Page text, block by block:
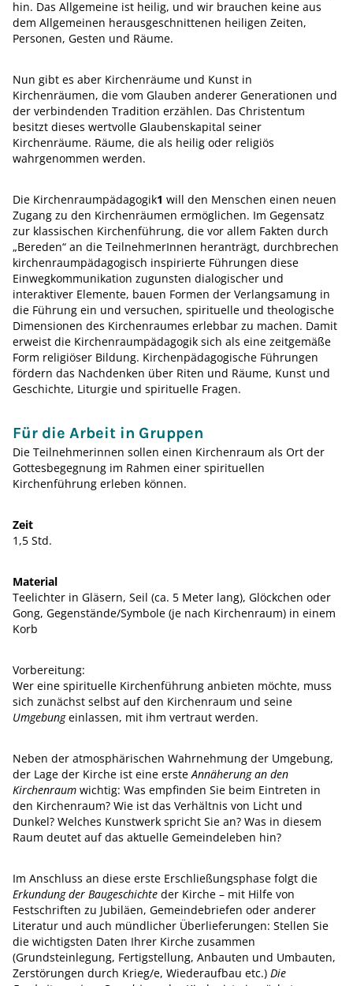
hin. Das Allgemeine ist heilig, und wir brauchen keine aus
dem Allgemeinen herausgeschnittenen heiligen Zeiten,
Personen, Gesten und Räume.
Nun gibt es aber Kirchenräume und Kunst in
Kirchenräumen, die vom Glauben anderer Generationen und
der verbindenden Tradition erzählen. Das Christentum
besitzt dieses wertvolle Glaubenskapital seiner
Kirchenräume. Räume, die als heilig oder religiös
wahrgenommen werden.
Die Kirchenraumpädagogik1 will den Menschen einen neuen
Zugang zu den Kirchenräumen ermöglichen. Im Gegensatz
zur klassischen Kirchenführung, die vor allem Fakten durch
„Bereden“ an die TeilnehmerInnen heranträgt, durchbrechen
kirchenraumpädagogisch inspirierte Führungen diese
Einwegkommunikation zugunsten dialogischer und
interaktiver Elemente, bauen Formen der Verlangsamung in
die Führung ein und versuchen, spirituelle und theologische
Dimensionen des Kirchenraumes erlebbar zu machen. Damit
erweist die Kirchenraumpädagogik sich als eine zeitgemäße
Form religiöser Bildung. Kirchenpädagogische Führungen
fördern das Nachdenken über Riten und Räume, Kunst und
Geschichte, Liturgie und spirituelle Fragen.
Für die Arbeit in Gruppen
Die Teilnehmerinnen sollen einen Kirchenraum als Ort der
Gottesbegegnung im Rahmen einer spirituellen
Kirchenführung erleben können.
Zeit
1,5 Std.
Material
Teelichter in Gläsern, Seil (ca. 5 Meter lang), Glöckchen oder
Gong, Gegenstände/Symbole (je nach Kirchenraum) in einem
Korb
Vorbereitung:
Wer eine spirituelle Kirchenführung anbieten möchte, muss
sich zunächst selbst auf den Kirchenraum und seine
Umgebungeinlassen, mit ihm vertraut werden.
Neben der atmosphärischen Wahrnehmung der Umgebung,
der Lage der Kirche ist eine ersteAnnäherung an den
Kirchenraum wichtig: Was empfinden Sie beim Eintreten in
den Kirchenraum? Wie ist das Verhältnis von Licht und
Dunkel? Welches Kunstwerk spricht Sie an? Was in diesem
Raum deutet auf das aktuelle Gemeindeleben hin?
Im Anschluss an diese erste Erschließungsphase folgt die
Erkundung der Baugeschichte der Kirche – mit Hilfe von
Festschriften zu Jubiläen, Gemeindebriefen oder anderer
Literatur und auch mündlicher Überlieferungen: Stellen Sie
die wichtigsten Daten Ihrer Kirche zusammen
(Grundsteinlegung, Fertigstellung, Anbauten und Umbauten,
Zerstörungen durch Krieg/e, Wiederaufbau etc.) Die